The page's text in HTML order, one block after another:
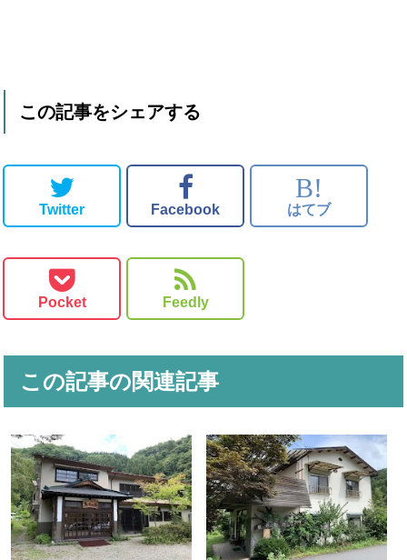
この記事をシェアする
Twitter Facebook
B!
はてブ
Pocket Feedly
この記事の関連記事